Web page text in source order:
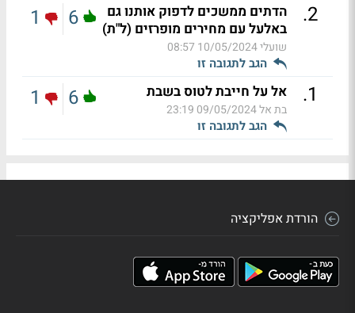
2
.
הדתים ממשכים לדפוק אותנו גם
באלעל עם מחירים מופרזים (ל"ת)
שועלי10/05/2024 08:57
הגב לתגובה זו
6
1
1
. אל על חייבת לטוס בשבת
בת אל09/05/2024 23:19
הגב לתגובה זו
6
1
הורדת אפליקציה